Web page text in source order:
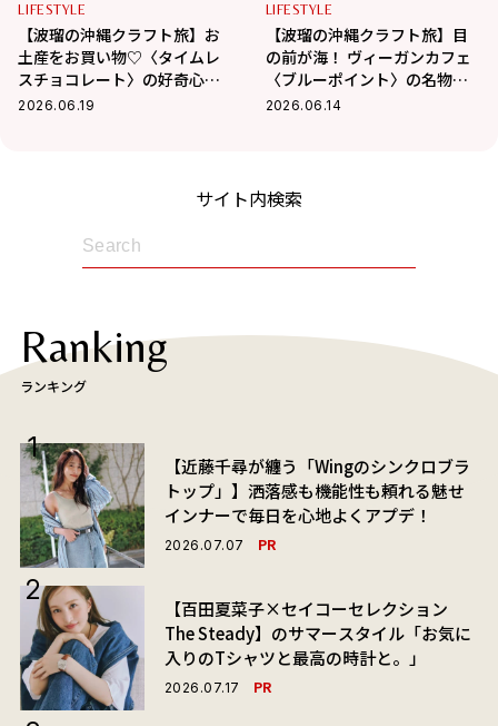
LIFESTYLE
【波瑠の沖縄クラフト旅】お
土産をお買い物♡〈タイムレ
スチョコレート〉の好奇心を
刺激するチョコに夢中！
2026.06.19
LIFESTYLE
【波瑠の沖縄クラフト旅】目
の前が海！ ヴィーガンカフェ
〈ブルーポイント〉の名物フ
ァラフェルサンドが絶品
2026.06.14
サイト内検索
Ranking
ランキング
【近藤千尋が纏う「Wingのシンクロブラ
トップ」】洒落感も機能性も頼れる魅せ
インナーで毎日を心地よくアプデ！
2026.07.07 PR
【百田夏菜子×セイコーセレクション
The Steady】のサマースタイル「お気に
入りのTシャツと最高の時計と。」
2026.07.17 PR